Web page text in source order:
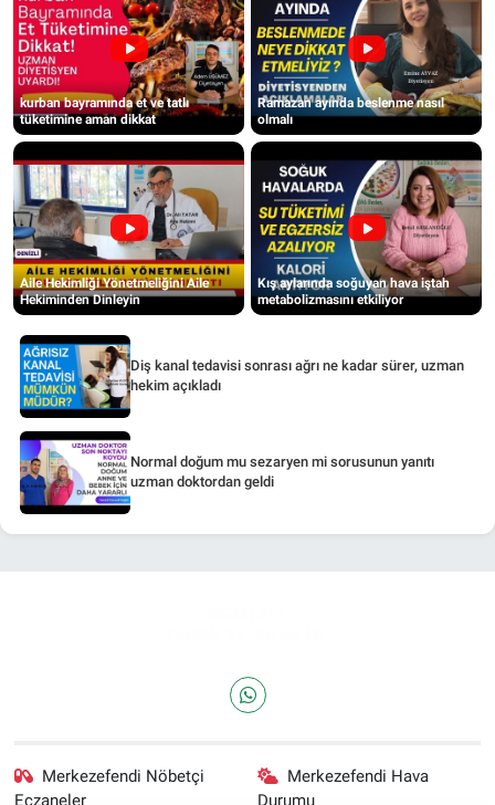
kurban bayramında et ve tatlı
tüketimine aman dikkat
Ramazan ayında beslenme nasıl
olmalı
Aile Hekimliği Yönetmeliğini Aile
Hekiminden Dinleyin
Kış aylarında soğuyan hava iştah
metabolizmasını etkiliyor
Diş kanal tedavisi sonrası ağrı ne kadar sürer, uzman
hekim açıkladı
Normal doğum mu sezaryen mi sorusunun yanıtı
uzman doktordan geldi
Merkezefendi Nöbetçi
Eczaneler
Merkezefendi Hava
Durumu